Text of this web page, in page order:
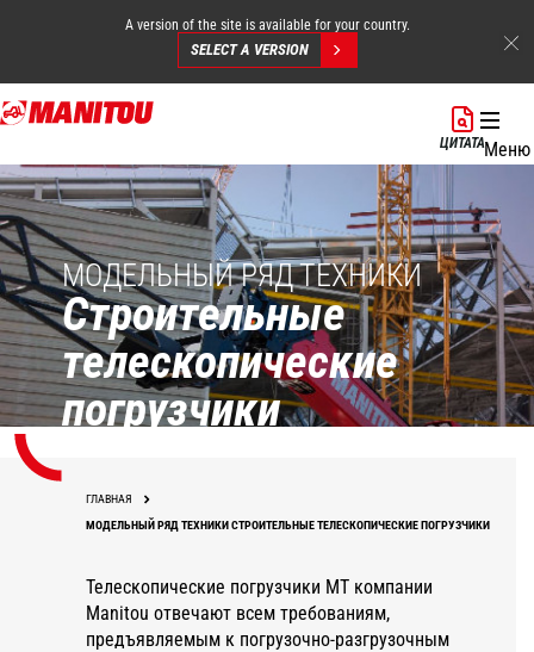
Перейти
к
содержанию
A version of the site is available for your country.
SELECT A VERSION
ЦИТАТАМеню
МОДЕЛЬНЫЙ РЯД ТЕХНИКИ
Строительные
телескопические
погрузчики
ГЛАВНАЯ
МОДЕЛЬНЫЙ РЯД ТЕХНИКИ СТРОИТЕЛЬНЫЕ ТЕЛЕСКОПИЧЕСКИЕ ПОГРУЗЧИКИ
Телескопические погрузчики MT компании
Manitou отвечают всем требованиям,
предъявляемым к погрузочно-разгрузочным